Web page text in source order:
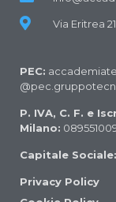
Via Eritrea
PEC:
P. IVA, C. F. e
Milano:
Capitale Sociale:
Privacy Policy